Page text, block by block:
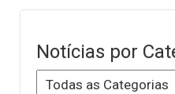
Notícias por